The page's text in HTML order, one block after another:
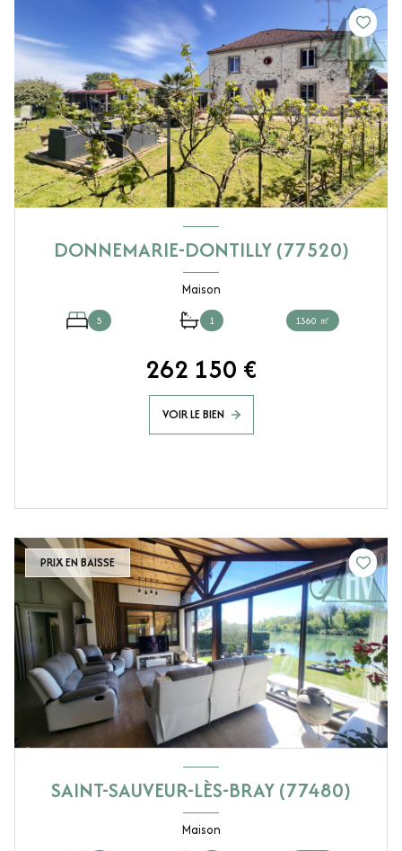
DONNEMARIE-DONTILLY (77520)
Maison
5 1 1360 ㎡
262 150 €
VOIR LE BIEN
PRIX EN BAISSE
SAINT-SAUVEUR-LÈS-BRAY (77480)
Maison